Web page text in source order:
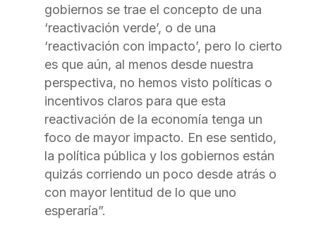
gobiernos se trae el concepto de una
‘reactivación verde’, o de una
‘reactivación con impacto’, pero lo cierto
es que aún, al menos desde nuestra
perspectiva, no hemos visto políticas o
incentivos claros para que esta
reactivación de la economía tenga un
foco de mayor impacto. En ese sentido,
la política pública y los gobiernos están
quizás corriendo un poco desde atrás o
con mayor lentitud de lo que uno
esperaría”.